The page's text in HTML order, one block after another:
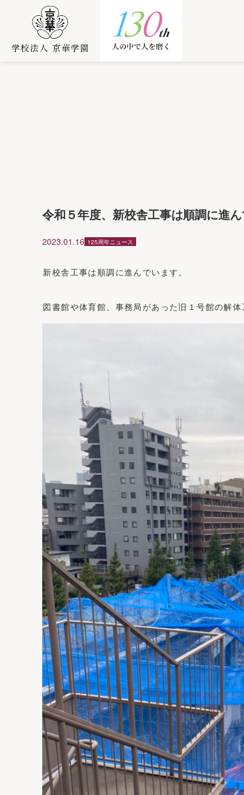
令和５年度、新校舎工事は順調に進ん
2023.01.16 125周年ニュース
新校舎工事は順調に進んでいます。
図書館や体育館、事務局があった旧１号館の解